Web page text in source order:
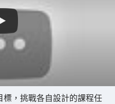
，挑戰各自設計的課程任